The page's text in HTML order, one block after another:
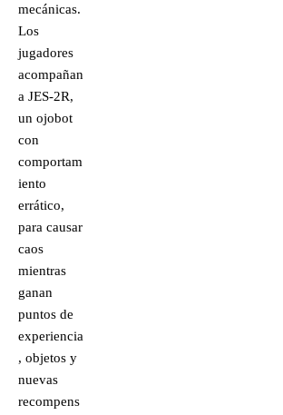
mecánicas.
Los
jugadores
acompañan
a JES-2R,
un ojobot
con
comportam
iento
errático,
para causar
caos
mientras
ganan
puntos de
experiencia
, objetos y
nuevas
recompens